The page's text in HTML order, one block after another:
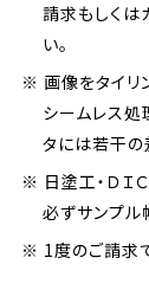
請求もしくは
い。
※ 画像をタイリ
シームレス処
タには若干の
※ 日塗工・ＤＩ
必ずサンプル
※ 1度のご請求